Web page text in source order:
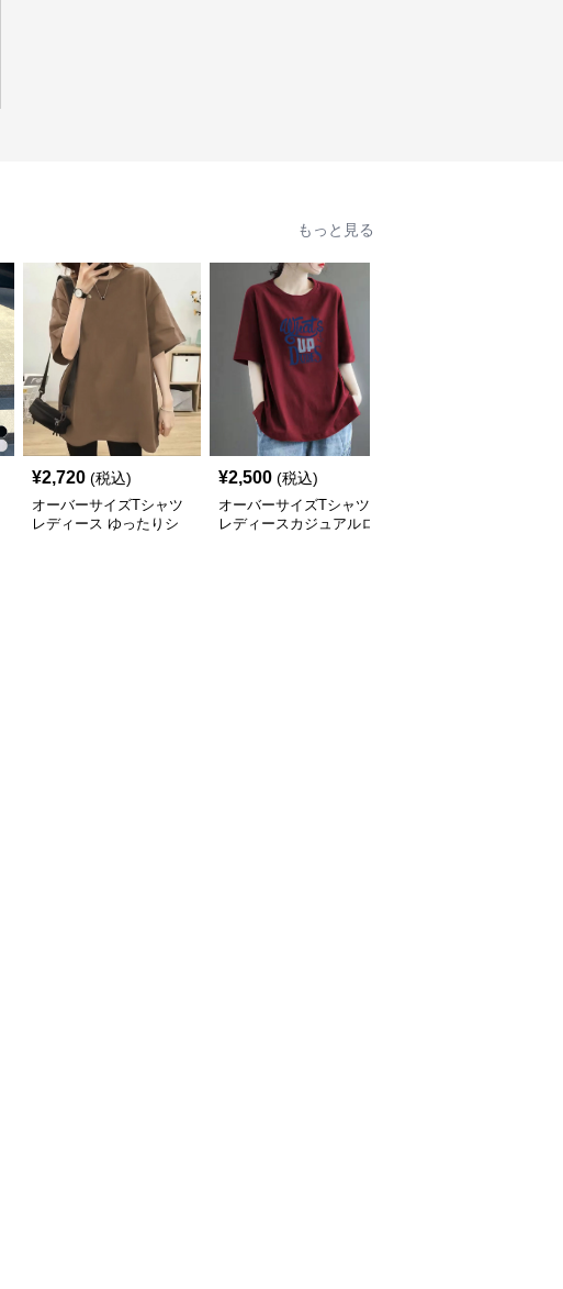
もっと見る
¥2,720 (税込)
オーバーサイズTシャツ
レディース ゆったりシ
¥2,500 (税込)
オーバーサイズTシャツ
レディースカジュアルロ